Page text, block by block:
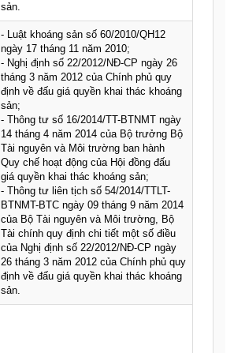
sản.
- Luật khoáng sản số 60/2010/QH12
ngày 17 tháng 11 năm 2010;
- Nghị định số 22/2012/NĐ-CP ngày 26
tháng 3 năm 2012 của Chính phủ quy
định về đấu giá quyền khai thác khoáng
sản;
- Thông tư số 16/2014/TT-BTNMT ngày
14 tháng 4 năm 2014 của Bộ trưởng Bộ
Tài nguyên và Môi trường ban hành
Quy chế hoạt động của Hội đồng đấu
giá quyền khai thác khoáng sản;
- Thông tư liên tịch số 54/2014/TTLT-
BTNMT-BTC ngày 09 tháng 9 năm 2014
của Bộ Tài nguyên và Môi trường, Bộ
Tài chính quy định chi tiết một số điều
của Nghị định số 22/2012/NĐ-CP ngày
26 tháng 3 năm 2012 của Chính phủ quy
định về đấu giá quyền khai thác khoáng
sản.